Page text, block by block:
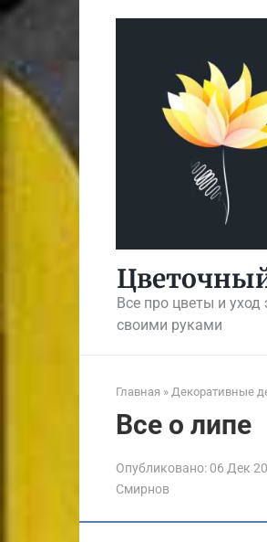
Перейти
Все про цветы и уход
своими руками
Главная » Декоративные
Все о липе
Опубликовано: 06 Дек
Смирнов